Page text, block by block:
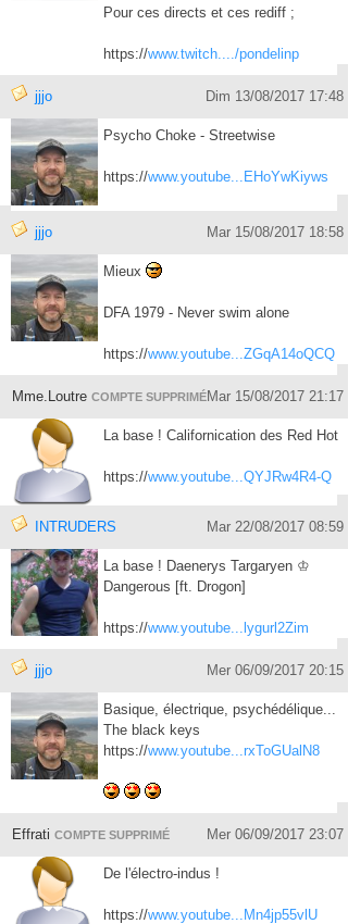
Pour ces directs et ces rediff ;
https://www.twitch..../pondelinp
jjjo Dim 13/08/2017 17:48
Psycho Choke - Streetwise
https://www.youtube...EHoYwKiyws
jjjo Mar 15/08/2017 18:58
Mieux
DFA 1979 - Never swim alone
https://www.youtube...ZGqA14oQCQ
Mme.Loutre COMPTE SUPPRIMÉMar 15/08/2017 21:17
La base ! Californication des Red Hot
https://www.youtube...QYJRw4R4-Q
INTRUDERS Mar 22/08/2017 08:59
La base ! Daenerys Targaryen ♔
Dangerous [ft. Drogon]
https://www.youtube...lygurl2Zim
jjjo Mer 06/09/2017 20:15
Basique, électrique, psychédélique...
The black keys
https://www.youtube...rxToGUalN8
Effrati COMPTE SUPPRIMÉ Mer 06/09/2017 23:07
De l'électro-indus !
https://www.youtube...Mn4jp55vlU